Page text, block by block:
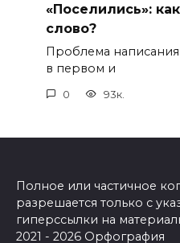
«Поселились»:
слово?
Проблема написания
в первом и
0 93к.
Полное или частичное
разрешается только с
гиперссылки на
2021 - 2026 Орфография